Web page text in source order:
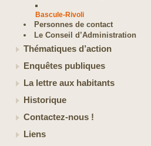
Bascule-Rivoli
Personnes de contact
Le Conseil d’Administration
Thématiques d’action
Enquêtes publiques
La lettre aux habitants
Historique
Contactez-nous !
Liens